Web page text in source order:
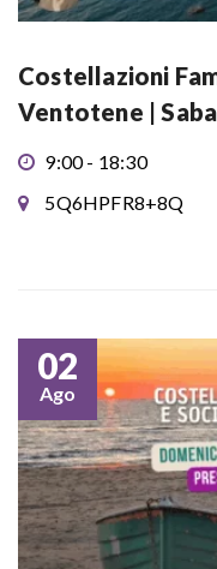
Costellazioni
Ventotene |
9:00 - 18:30
5Q6HPFR8+8Q
02
Ago